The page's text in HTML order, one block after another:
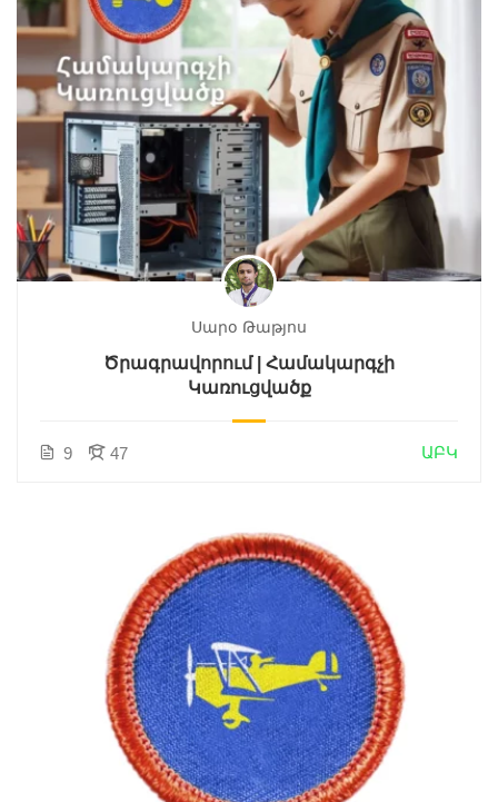
Սարօ Թաթյոս
Ծրագրավորում | Համակարգչի
Կառուցվածք
9 47 ԱԲԿ